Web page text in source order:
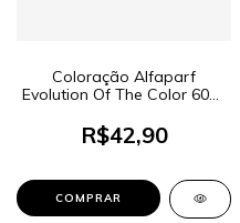
Coloração Alfaparf
Evolution Of The Color 60ml
Dourado Cinza
R$42,90